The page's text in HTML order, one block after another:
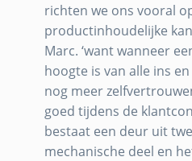
richten we ons vooral
productinhoudelijke
Marc. ‘want wanneer
hoogte is van alle ins
nog meer
goed tijdens de
bestaat een deur uit
mechanische deel en